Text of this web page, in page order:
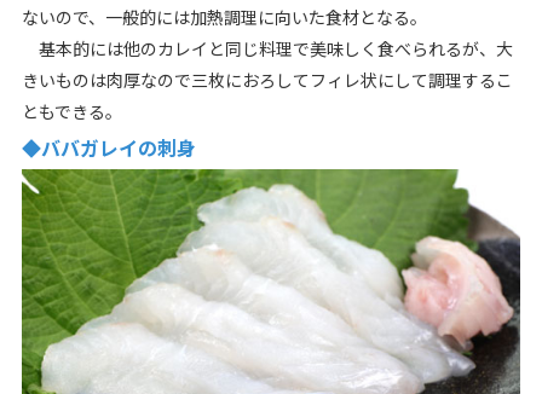
ないので、一般的には加熱調理に向いた食材となる。
基本的には他のカレイと同じ料理で美味しく食べられるが、大
きいものは肉厚なので三枚におろしてフィレ状にして調理するこ
ともできる。
◆ババガレイの刺身